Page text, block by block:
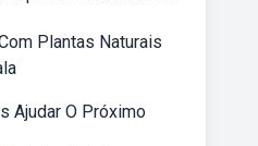
Plantas Naturais
Ajudar O Próximo